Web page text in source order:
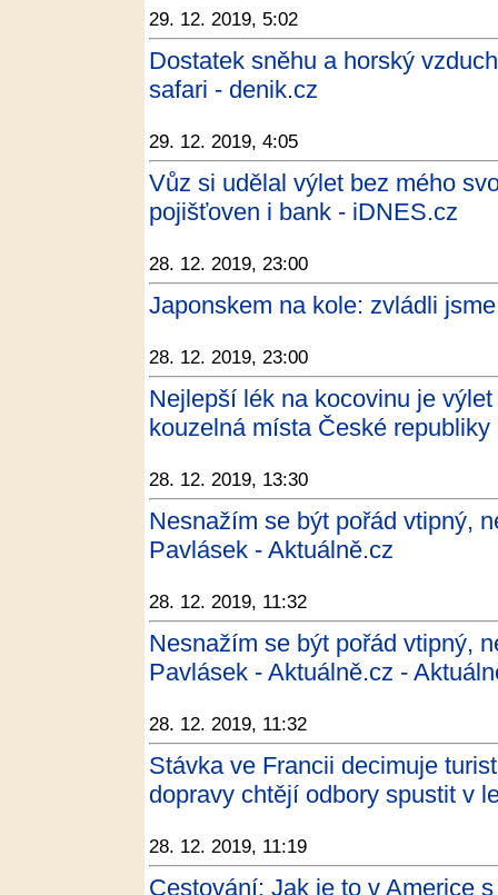
29. 12. 2019, 5:02
Dostatek sněhu a horský
safari - denik.cz
29. 12. 2019, 4:05
Vůz si udělal výlet bez mého
pojišťoven i bank - iDNES.cz
28. 12. 2019, 23:00
Japonskem na kole: zvládli
28. 12. 2019, 23:00
Nejlepší lék na kocovinu je
kouzelná místa České
28. 12. 2019, 13:30
Nesnažím se být pořád vtipný,
Pavlásek - Aktuálně.cz
28. 12. 2019, 11:32
Nesnažím se být pořád vtipný,
Pavlásek - Aktuálně.cz -
28. 12. 2019, 11:32
Stávka ve Francii decimuje
dopravy chtějí odbory spustit v
28. 12. 2019, 11:19
Cestování: Jak je to v Americe